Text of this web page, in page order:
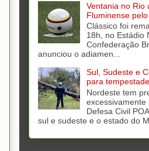
Ventania no Rio
Fluminense
Clássico foi
18h, no Estádio
Confederação
anunciou o adiamen...
Sul, Sudeste e
para
Nordeste tem
Defesa Civil
sul e sudeste e o estado do